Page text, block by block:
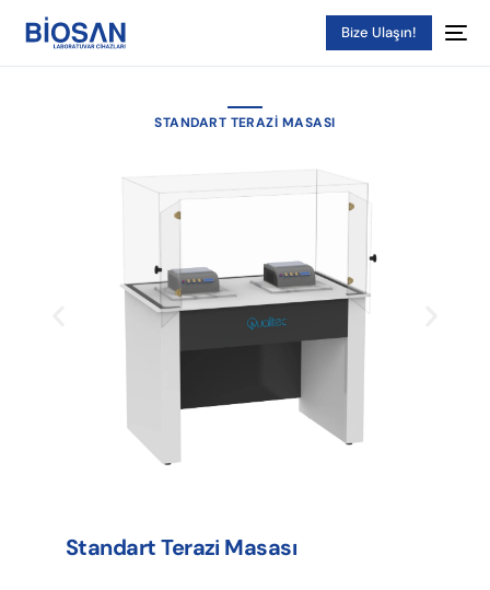
Bize Ulaşın!
STANDART TERAZI MASASI
Standart Terazi Masası